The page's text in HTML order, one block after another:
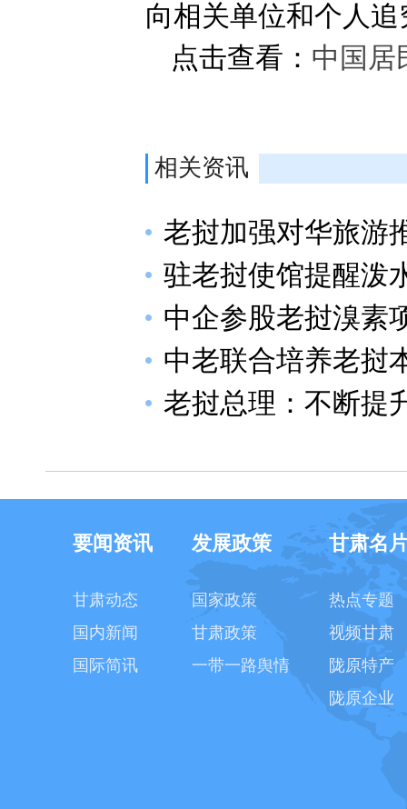
向相关单位和个人
点击查看： 中国居
相关资讯
老挝加强对华旅游
驻老挝使馆提醒泼
中企参股老挝溴素
中老联合培养老挝
老挝总理：不断提
要闻资讯
甘肃动态
国内新闻
国际简讯
发展政策
国家政策
甘肃政策
一带一路舆情
甘肃名
热点专题
视频甘肃
陇原特产
陇原企业